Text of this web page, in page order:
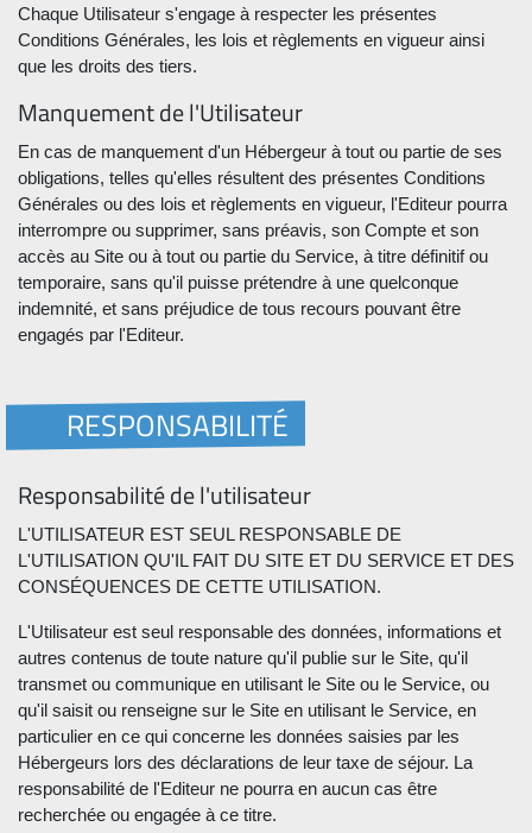
Chaque Utilisateur s'engage à respecter les présentes
Conditions Générales, les lois et règlements en vigueur ainsi
que les droits des tiers.
Manquement de l'Utilisateur
En cas de manquement d'un Hébergeur à tout ou partie de ses
obligations, telles qu'elles résultent des présentes Conditions
Générales ou des lois et règlements en vigueur, l'Editeur pourra
interrompre ou supprimer, sans préavis, son Compte et son
accès au Site ou à tout ou partie du Service, à titre définitif ou
temporaire, sans qu'il puisse prétendre à une quelconque
indemnité, et sans préjudice de tous recours pouvant être
engagés par l'Editeur.
RESPONSABILITÉ
Responsabilité de l'utilisateur
L'UTILISATEUR EST SEUL RESPONSABLE DE
L'UTILISATION QU'IL FAIT DU SITE ET DU SERVICE ET DES
CONSÉQUENCES DE CETTE UTILISATION.
L'Utilisateur est seul responsable des données, informations et
autres contenus de toute nature qu'il publie sur le Site, qu'il
transmet ou communique en utilisant le Site ou le Service, ou
qu'il saisit ou renseigne sur le Site en utilisant le Service, en
particulier en ce qui concerne les données saisies par les
Hébergeurs lors des déclarations de leur taxe de séjour. La
responsabilité de l'Editeur ne pourra en aucun cas être
recherchée ou engagée à ce titre.